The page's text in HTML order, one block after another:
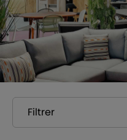
Filtrer